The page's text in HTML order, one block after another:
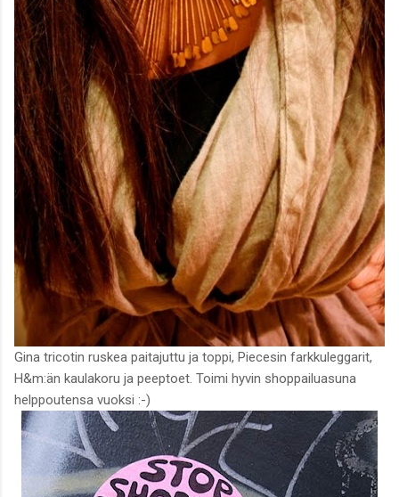
Gina tricotin ruskea paitajuttu ja toppi, Piecesin farkkuleggarit,
H&m:än kaulakoru ja peeptoet. Toimi hyvin shoppailuasuna
helppoutensa vuoksi :-)